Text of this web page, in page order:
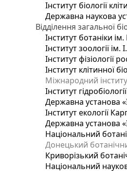
Інститут біології
Державна наукова
Відділення загальної
Інститут ботаніки
Інститут зоології
Інститут фізіології
Інститут клітинної
Міжнародний
Інститут
Державна установа
Інститут екології
Державна установа
Національний
Донецький
Криворізький
Національний